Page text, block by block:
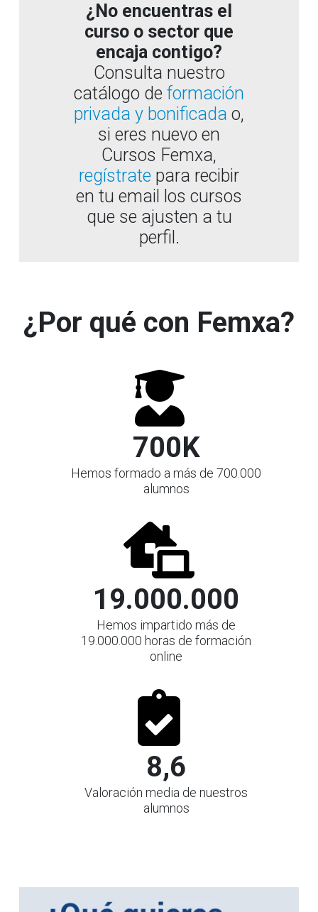
¿No encuentras el
curso o sector que
encaja contigo?
Consulta nuestro
catálogo de formación
privada y bonificada o,
si eres nuevo en
Cursos Femxa,
regístrate para recibir
en tu email los cursos
que se ajusten a tu
perfil.
¿Por qué con Femxa?
700K
Hemos formado a más de 700.000
alumnos
19.000.000
Hemos impartido más de
19.000.000 horas de formación
online
8,6
Valoración media de nuestros
alumnos